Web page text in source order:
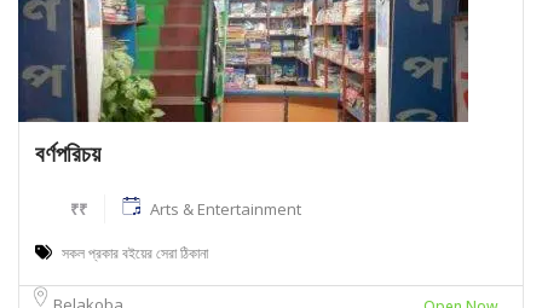
বর্ণপরিচয়
₹₹ Arts & Entertainment
সকল প্রকার বইয়ের সেরা ঠিকানা